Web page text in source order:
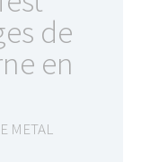
de
en
METAL